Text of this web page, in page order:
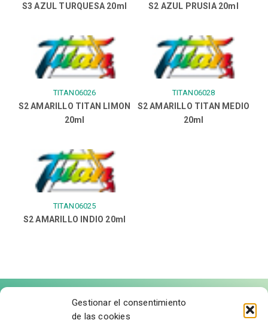
Gestionar el consentimiento
de las cookies
S3 AZUL TURQUESA 20ml S2 AZUL PRUSIA 20ml
TITAN06026
S2 AMARILLO TITAN LIMON
20ml
TITAN06028
S2 AMARILLO TITAN MEDIO
20ml
TITAN06025
S2 AMARILLO INDIO 20ml